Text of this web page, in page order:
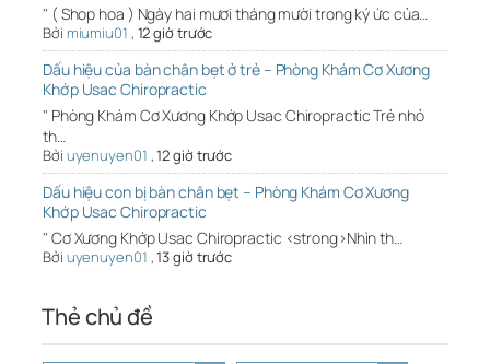
" ( Shop hoa ) Ngày hai mươi tháng mười trong ký ức của…
Bởi miumiu01 , 12 giờ trước
Dấu hiệu của bàn chân bẹt ở trẻ – Phòng Khám Cơ Xương
Khớp Usac Chiropractic
" Phòng Khám Cơ Xương Khớp Usac Chiropractic Trẻ nhỏ
th…
Bởi uyenuyen01 ,12 giờ trước
Dấu hiệu con bị bàn chân bẹt – Phòng Khám Cơ Xương
Khớp Usac Chiropractic
" Cơ Xương Khớp Usac Chiropractic <strong>Nhìn th…
Bởi uyenuyen01 ,13 giờ trước
Thẻ chủ đề